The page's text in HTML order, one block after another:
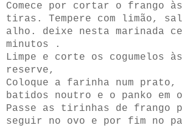
Comece por cortar o frango às
tiras. Tempere com limão,
alho. deixe nesta marinada
minutos .
Limpe e corte os cogumelos
reserve,
Coloque a farinha num prato,
batidos noutro e o panko em
Passe as tirinhas de frango
seguir no ovo e por fim no